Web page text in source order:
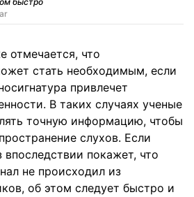
отмечается, что
стать необходимым, если
привлечет
В таких случаях ученые
точную информацию, чтобы
слухов. Если
покажет, что
не происходил из
об этом следует быстро и